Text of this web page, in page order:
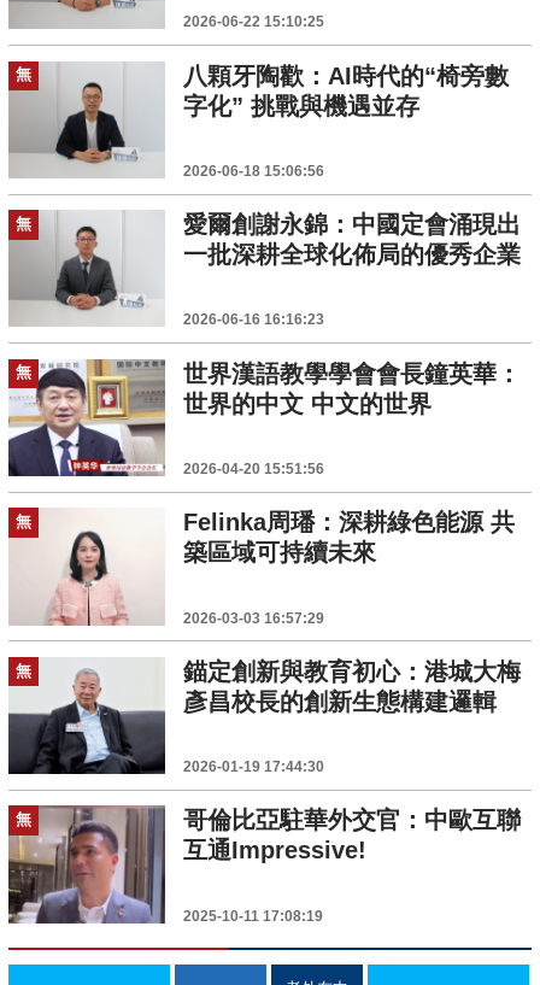
2026-06-22 15:10:25
無
八顆牙陶歡：AI時代的“椅旁數
字化” 挑戰與機遇並存
2026-06-18 15:06:56
無
愛爾創謝永錦：中國定會涌現出
一批深耕全球化佈局的優秀企業
2026-06-16 16:16:23
無
世界漢語教學學會會長鐘英華：
世界的中文 中文的世界
2026-04-20 15:51:56
無
Felinka周璠：深耕綠色能源 共
築區域可持續未來
2026-03-03 16:57:29
無
錨定創新與教育初心：港城大梅
彥昌校長的創新生態構建邏輯
2026-01-19 17:44:30
無
哥倫比亞駐華外交官：中歐互聯
互通Impressive!
2025-10-11 17:08:19